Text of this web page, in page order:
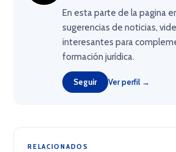
En esta parte de la pagina
sugerencias de noticias,
interesantes para
formación jurídica.
Seguir Ver perfil →
RELACIONADOS